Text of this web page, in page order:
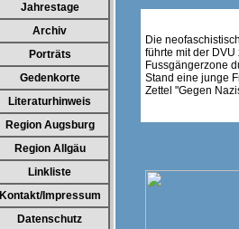
Jahrestage
Archiv
Porträts
Gedenkorte
Literaturhinweis
Region Augsburg
Region Allgäu
Linkliste
Kontakt/Impressum
Datenschutz
Die
führte mit der
Fussgängerzone
Stand eine junge
Zettel "Gegen